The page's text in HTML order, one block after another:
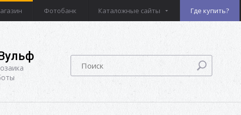
Фотобанк Каталожные сайты Где купить?